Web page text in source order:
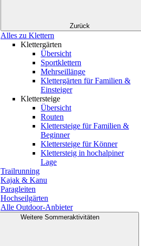
Zurück
Alles zu Klettern
Klettergärten
Übersicht
Sportklettern
Mehrseillänge
Klettergärten für Familien &
Einsteiger
Klettersteige
Übersicht
Routen
Klettersteige für Familien &
Beginner
Klettersteige für Könner
Klettersteig in hochalpiner
Lage
Trailrunning
Kajak & Kanu
Paragleiten
Hochseilgärten
Alle Outdoor-Anbieter
Weitere Sommeraktivitäten